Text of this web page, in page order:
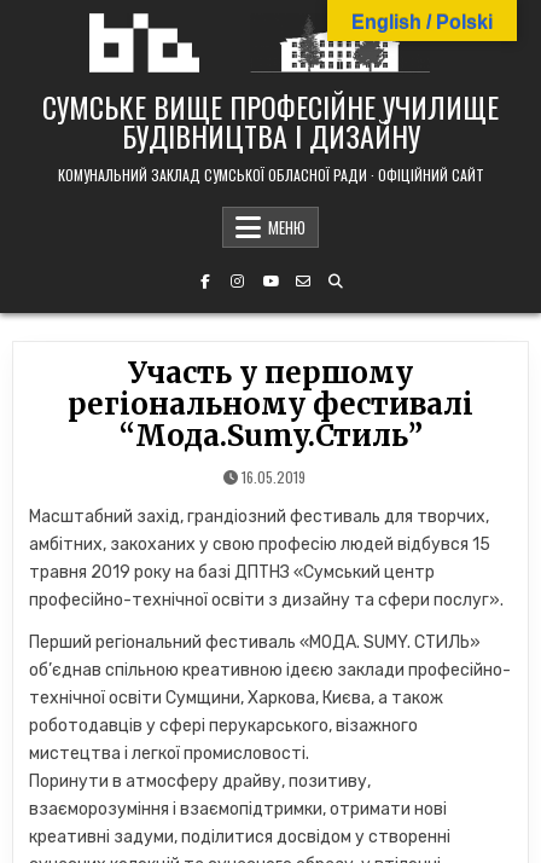
СУМСЬКЕ ВИЩЕ ПРОФЕСІЙНЕ УЧИЛИЩЕ
БУДІВНИЦТВА І ДИЗАЙНУ
КОМУНАЛЬНИЙ ЗАКЛАД СУМСЬКОЇ ОБЛАСНОЇ РАДИ · ОФІЦІЙНИЙ САЙТ
МЕНЮ
Участь у першому
регіональному фестивалі
“Мода.Sumy.Стиль”
16.05.2019
Масштабний захід, грандіозний фестиваль для творчих,
амбітних, закоханих у свою професію людей відбувся 15
травня 2019 року на базі ДПТНЗ «Сумський центр
професійно-технічної освіти з дизайну та сфери послуг».
Перший регіональний фестиваль «МОДА. SUMY. СТИЛЬ»
об’єднав спільною креативною ідеєю заклади професійно-
технічної освіти Сумщини, Харкова, Києва, а також
роботодавців у сфері перукарського, візажного
мистецтва і легкої промисловості.
Поринути в атмосферу драйву, позитиву,
взаєморозуміння і взаємопідтримки, отримати нові
креативні задуми, поділитися досвідом у створенні
English / Polski